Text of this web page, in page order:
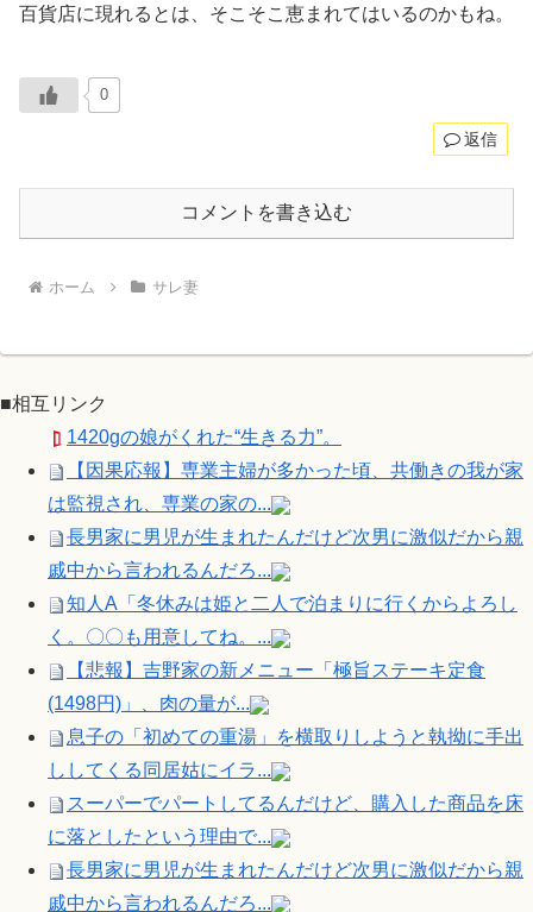
百貨店に現れるとは、そこそこ恵まれてはいるのかもね。
0
返信
コメントを書き込む
ホーム サレ妻
■相互リンク
1420gの娘がくれた“生きる力”。
【因果応報】専業主婦が多かった頃、共働きの我が家
は監視され、専業の家の...
長男家に男児が生まれたんだけど次男に激似だから親
戚中から言われるんだろ...
知人A「冬休みは姫と二人で泊まりに行くからよろし
く。〇〇も用意してね。...
【悲報】吉野家の新メニュー「極旨ステーキ定食
(1498円)」、肉の量が...
息子の「初めての重湯」を横取りしようと執拗に手出
ししてくる同居姑にイラ...
スーパーでパートしてるんだけど、購入した商品を床
に落としたという理由で...
長男家に男児が生まれたんだけど次男に激似だから親
戚中から言われるんだろ...